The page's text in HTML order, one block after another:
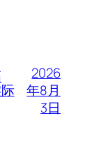
2026
年8月
3日